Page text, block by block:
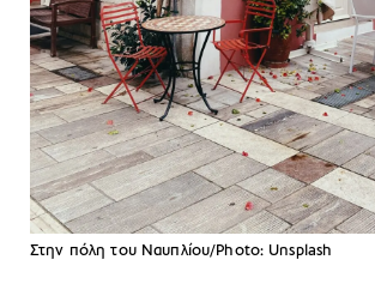
Στην πόλη του Ναυπλίου/Photo: Unsplash